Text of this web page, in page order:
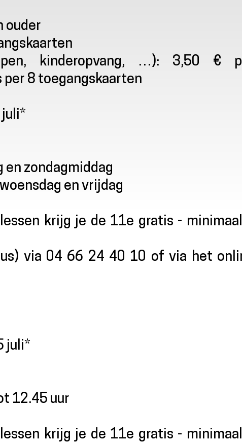
ouder
kinderopvang, …): 3,50 €
8 toegangskaarten
juli*
en zondagmiddag
en vrijdag
krijg je de 11e gratis -
via 04 66 24 40 10 of via het
juli*
12.45 uur
krijg je de 11e gratis -